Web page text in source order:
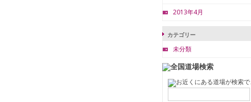
2013年4月
カテゴリー
未分類